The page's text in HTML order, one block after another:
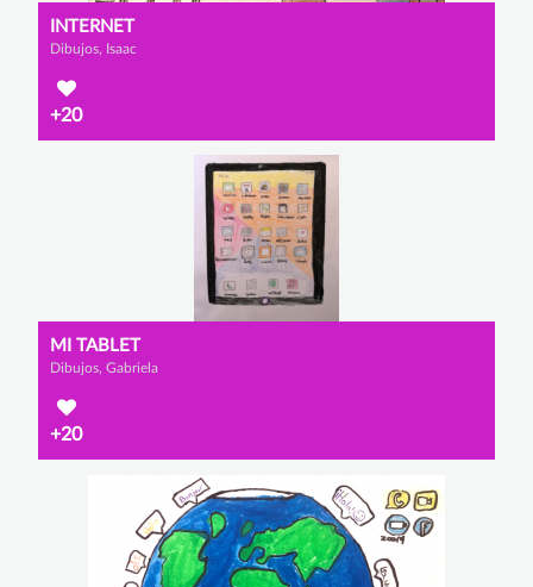
INTERNET
Dibujos, Isaac
+20
MI TABLET
Dibujos, Gabriela
+20